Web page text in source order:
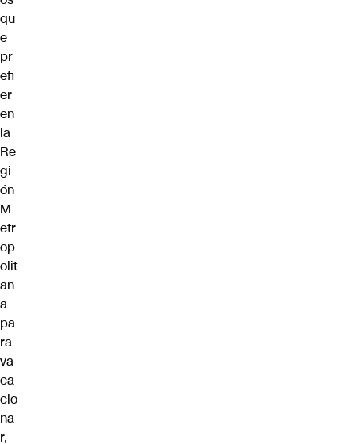
qu
e
pr
efi
er
en
la
Re
gi
ón
M
etr
op
olit
an
a
pa
ra
va
ca
cio
na
r,